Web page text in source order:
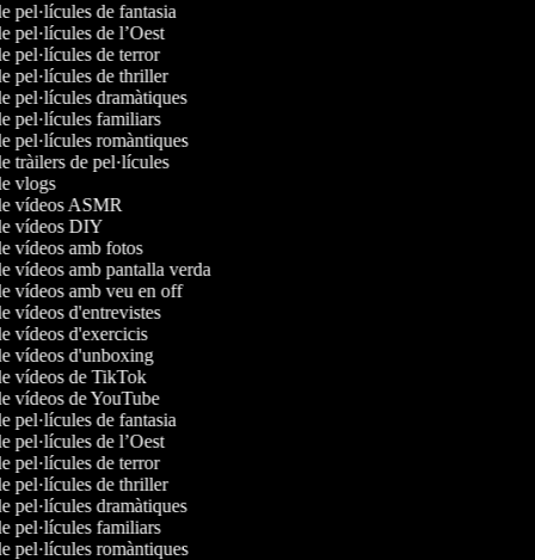
pel·lícules de fantasia
pel·lícules de l’Oest
pel·lícules de terror
pel·lícules de thriller
pel·lícules dramàtiques
pel·lícules familiars
pel·lícules romàntiques
tràilers de pel·lícules
vlogs
vídeos ASMR
vídeos DIY
vídeos amb fotos
vídeos amb pantalla verda
vídeos amb veu en off
vídeos d'entrevistes
vídeos d'exercicis
vídeos d'unboxing
vídeos de TikTok
vídeos de YouTube
pel·lícules de fantasia
pel·lícules de l’Oest
pel·lícules de terror
pel·lícules de thriller
pel·lícules dramàtiques
pel·lícules familiars
pel·lícules romàntiques